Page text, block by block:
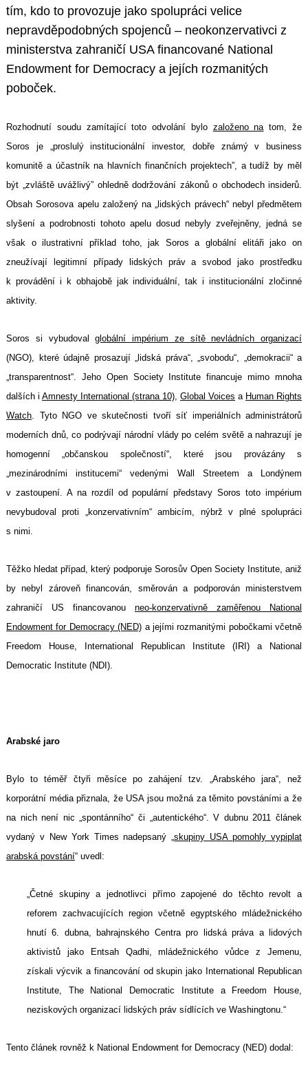
tím, kdo to provozuje jako spolupráci velice
nepravděpodobných spojenců – neokonzervativci z
ministerstva zahraničí USA financované National
Endowment for Democracy a jejích rozmanitých
poboček.
Rozhodnutí soudu zamítající toto odvolání bylo založeno natom, že
Soros je „proslulý institucionální investor, dobře známý v business
komunitě a účastník na hlavních finančních projektech”, a tudíž by měl
být „zvláště uvážlivý” ohledně dodržování zákonů o obchodech insiderů.
Obsah Sorosova apelu založený na „lidských právech“ nebyl předmětem
slyšení a podrobnosti tohoto apelu dosud nebyly zveřejněny, jedná se
však o ilustrativní příklad toho, jak Soros a globální elitáři jako on
zneužívají legitimní případy lidských práv a svobod jako prostředku
k provádění i k obhajobě jak individuální, tak i institucionální zločinné
aktivity.
Soros si vybudovalglobální impérium ze sítě nevládních organizací
(NGO), které údajně prosazují „lidská práva“, „svobodu“, „demokracii“ a
„transparentnost“. Jeho Open Society Institute financuje mimo mnoha
dalších i Amnesty International (strana 10), Global Voices a Human Rights
Watch. Tyto NGO ve skutečnosti tvoří síť imperiálních administrátorů
moderních dnů, co podrývají národní vlády po celém světě a nahrazují je
homogenní „občanskou společností“, které jsou provázány s
„mezinárodními institucemi“ vedenými Wall Streetem a Londýnem
v zastoupení. A na rozdíl od populární představy Soros toto impérium
nevybudoval proti „konzervativním“ ambicím, nýbrž v plné spolupráci
s nimi.
Těžko hledat případ, který podporuje Sorosův Open Society Institute, aniž
by nebyl zároveň financován, směrován a podporován ministerstvem
zahraničí US financovanou neo-konzervativně zaměřenou National
Endowment for Democracy (NED) a jejími rozmanitými pobočkami včetně
Freedom House, International Republican Institute (IRI) a National
Democratic Institute (NDI).
Arabské jaro
Bylo to téměř čtyři měsíce po zahájení tzv. „Arabského jara“, než
korporátní média přiznala, že USA jsou možná za těmito povstáními a že
na nich není nic „spontánního“ či „autentického“. V dubnu 2011 článek
vydaný v New York Times nadepsaný „skupiny USA pomohly vypiplat
arabská povstání“ uvedl:
„Četné skupiny a jednotlivci přímo zapojené do těchto revolt a
reforem zachvacujících region včetně egyptského mládežnického
hnutí 6. dubna, bahrajnského Centra pro lidská práva a lidových
aktivistů jako Entsah Qadhi, mládežnického vůdce z Jemenu,
získali výcvik a financování od skupin jako International Republican
Institute, The National Democratic Institute a Freedom House,
neziskových organizací lidských práv sídlících ve Washingtonu.“
Tento článek rovněž k National Endowment for Democracy (NED) dodal: